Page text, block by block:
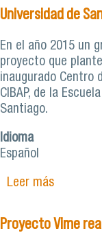
Universidad de
En el año 2015 un
proyecto que
inaugurado Centro
CIBAP, de la
Santiago.
Idioma
Español
Leer mássobre
nuevas
Proyecto Vime